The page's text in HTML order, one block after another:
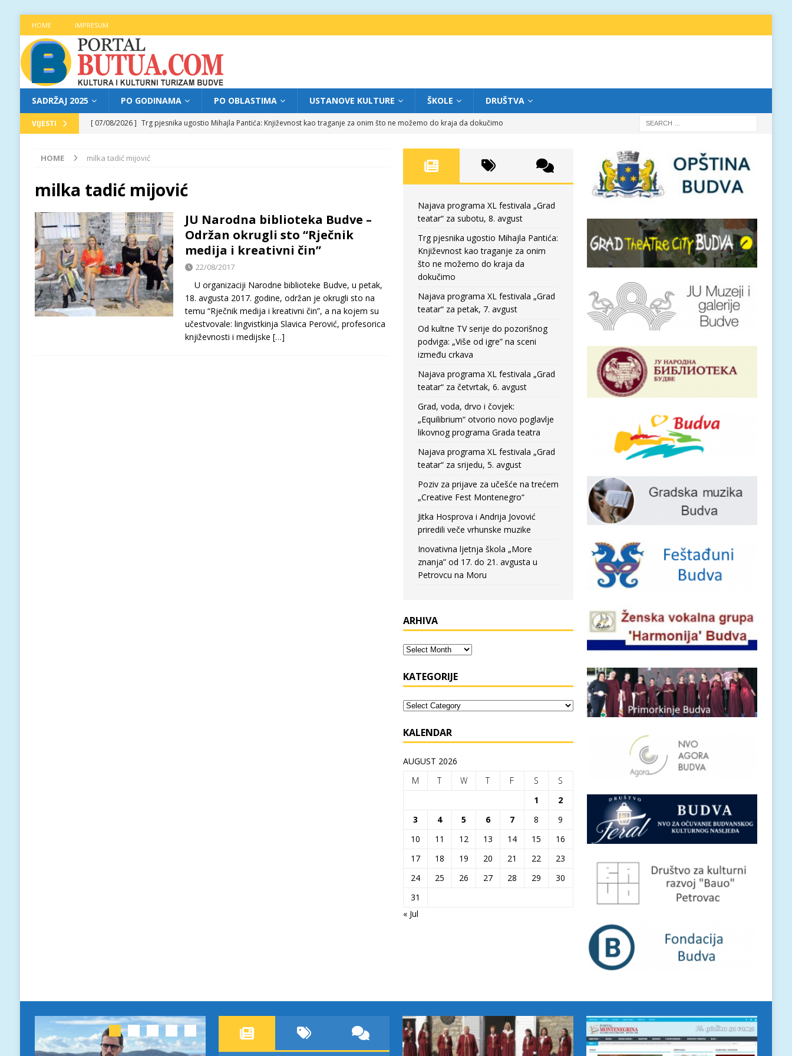
HOME IMPRESUM
SADRŽAJ 2025 PO GODINAMA PO OBLASTIMA USTANOVE KULTURE ŠKOLE DRUŠTVA
VIJESTI [ 07/08/2026 ] Trg pjesnika ugostio Mihajla Pantića: Književnost kao traganje za onim što ne možemo do kraja da dokučimo
[ 06/08/2026 ] Najava programa XL festivala „Grad teatar“ za petak, 7. avgust
[ 06/08/2026 ]
Od kultne TV serije do pozorišnog podviga: „Više od igre” na sceni između crkava
FOKUS
Najava programa XL festivala „Grad teatar“ za četvrtak, 6. avgust
[ 07/08/2026 ] Najava programa XL festivala „Grad teatar“ za subotu, 8. avgust FOKUS
HOME milka tadić mijović
milka tadić mijović
JU Narodna biblioteka Budve –
Održan okrugli sto “Rječnik
medija i kreativni čin”
22/08/2017
U organizaciji Narodne biblioteke Budve, u petak,
18. avgusta 2017. godine, održan je okrugli sto na
temu “Rječnik medija i kreativni čin”, a na kojem su
učestvovale: lingvistkinja Slavica Perović, profesorica
književnosti i medijske […]
Najava programa XL festivala „Grad
teatar“ za subotu, 8. avgust
Trg pjesnika ugostio Mihajla Pantića:
Književnost kao traganje za onim
što ne možemo do kraja da
dokučimo
Najava programa XL festivala „Grad
teatar“ za petak, 7. avgust
Od kultne TV serije do pozorišnog
podviga: „Više od igre” na sceni
između crkava
Najava programa XL festivala „Grad
teatar“ za četvrtak, 6. avgust
Grad, voda, drvo i čovjek:
„Equilibrium“ otvorio novo poglavlje
likovnog programa Grada teatra
Najava programa XL festivala „Grad
teatar“ za srijedu, 5. avgust
Poziv za prijave za učešće na trećem
„Creative Fest Montenegro“
Jitka Hosprova i Andrija Jovović
priredili veče vrhunske muzike
Inovativna ljetnja škola „More
znanja” od 17. do 21. avgusta u
Petrovcu na Moru
ARHIVA
KATEGORIJE
KALENDAR
AUGUST 2026
M
T W T F S
S
1
2
3
4 5 6 7 8
9
10
11 12 13 14 15
16
17
18 19 20 21 22
23
24
25 26 27 28 29
30
31
« Jul